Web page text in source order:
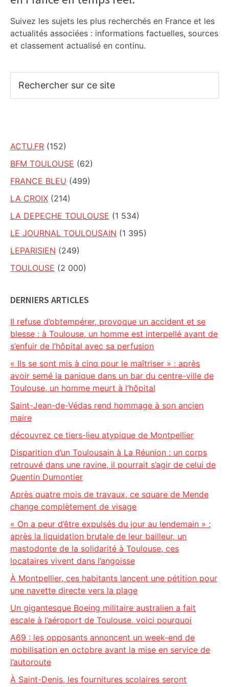
Suivez les sujets les plus recherchés en France et les
actualités associées : informations factuelles, sources
et classement actualisé en continu.
sur
ACTU.FR (152)
BFM TOULOUSE (62)
FRANCE BLEU (499)
LA CROIX (214)
LA DEPECHE TOULOUSE (1 534)
LE JOURNAL TOULOUSAIN (1 395)
LEPARISIEN (249)
TOULOUSE (2 000)
DERNIERS ARTICLES
Il refuse d’obtempérer, provoque un accident et se
blesse : à Toulouse, un homme est interpellé avant de
s’enfuir de l’hôpital avec sa perfusion
« Ils se sont mis à cinq pour le maîtriser » : après
avoir semé la panique dans un bar du centre-ville de
Toulouse, un homme meurt à l’hôpital
Saint-Jean-de-Védas rend hommage à son ancien
maire
découvrez ce tiers-lieu atypique de Montpellier
Disparition d’un Toulousain à La Réunion : un corps
retrouvé dans une ravine, il pourrait s’agir de celui de
Quentin Dumontier
Après quatre mois de travaux, ce square de Mende
change complètement de visage
« On a peur d’être expulsés du jour au lendemain » :
après la liquidation brutale de leur bailleur, un
mastodonte de la solidarité à Toulouse, ces
locataires vivent dans l’angoisse
À Montpellier, ces habitants lancent une pétition pour
une navette directe vers la plage
Un gigantesque Boeing militaire australien a fait
escale à l’aéroport de Toulouse, voici pourquoi
A69 : les opposants annoncent un week-end de
mobilisation en octobre avant la mise en service de
l’autoroute
À Saint-Denis, les fournitures scolaires seront